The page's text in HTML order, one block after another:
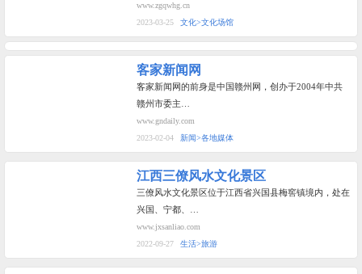
www.zgqwhg.cn
2023-03-25
文化>文化场馆
客家新闻网
客家新闻网的前身是中国赣州网，创办于2004年中共
赣州市委主…
www.gndaily.com
2023-02-04
新闻>各地媒体
江西三僚风水文化景区
三僚风水文化景区位于江西省兴国县梅窖镇境内，处在
兴国、宁都、…
www.jxsanliao.com
2022-09-27
生活>旅游